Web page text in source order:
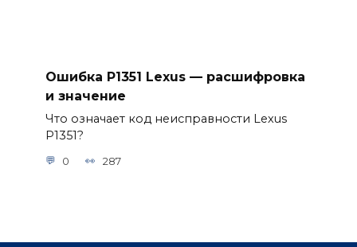
Ошибка P1351 Lexus — расшифровка
и значение
Что означает код неисправности Lexus
P1351?
0 287